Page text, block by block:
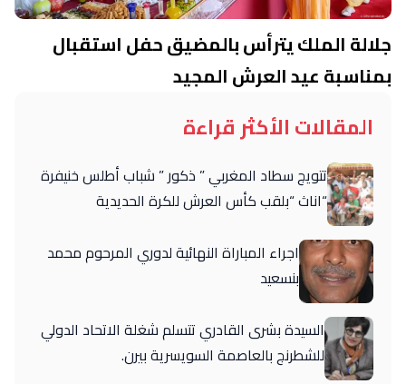
جلالة الملك يترأس بالمضيق حفل استقبال
بمناسبة عيد العرش المجيد
المقالات الأكثر قراءة
تتويج سطاد المغربي ” ذكور ” شباب أطلس خنيفرة
“اناث “بلقب كأس العرش للكرة الحديدية
اجراء المباراة النهائية لدوري المرحوم محمد
بنسعيد
السيدة بشرى القادري تتسلم شغلة الاتحاد الدولي
للشطرنج بالعاصمة السويسرية بيرن.